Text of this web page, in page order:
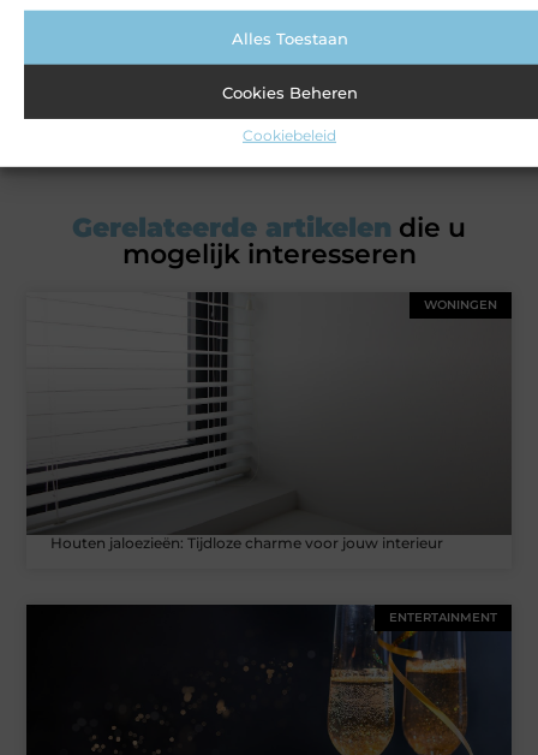
Alles Toestaan
Cookies Beheren
Cookiebeleid
Over ons Ons team
Gerelateerde artikelen die u
mogelijk interesseren
WONINGEN
Houten jaloezieën: Tijdloze charme voor jouw interieur
ENTERTAINMENT